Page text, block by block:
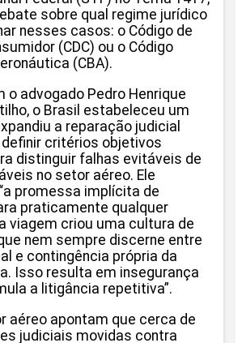
sobre qual regime jurídico
nesses casos: o Código de
(CDC) ou o Código
(CBA).
o advogado Pedro Henrique
o Brasil estabeleceu um
a reparação judicial
critérios objetivos
distinguir falhas evitáveis de
no setor aéreo. Ele
promessa implícita de
praticamente qualquer
viagem criou uma cultura de
nem sempre discerne entre
e contingência própria da
Isso resulta em insegurança
a litigância repetitiva”.
aéreo apontam que cerca de
judiciais movidas contra